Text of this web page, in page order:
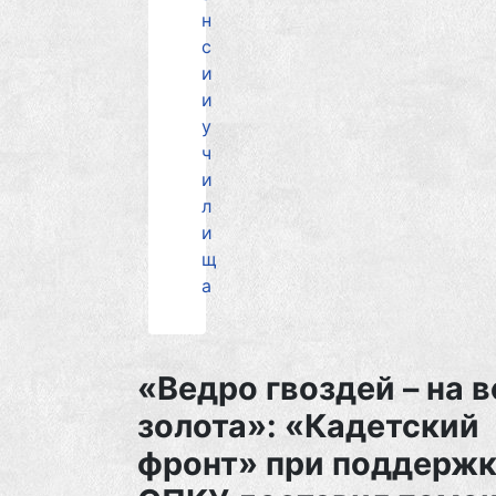
н
с
и
и
у
ч
и
л
и
щ
а
«Ведро гвоздей – на
золота»: «Кадетский
фронт» при